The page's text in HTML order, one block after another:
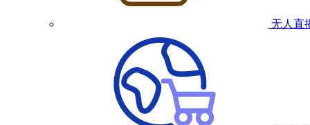
无人直